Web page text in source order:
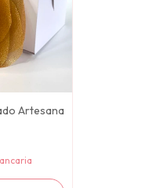
Artesana